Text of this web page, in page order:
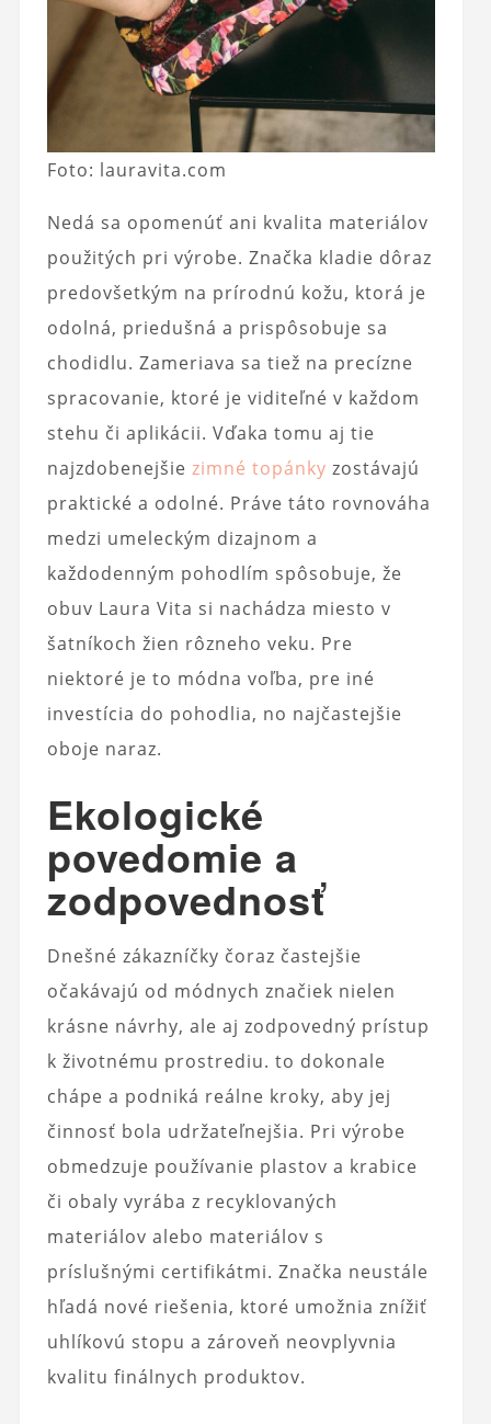
Foto: lauravita.com
Nedá sa opomenúť ani kvalita materiálov
použitých pri výrobe. Značka kladie dôraz
predovšetkým na prírodnú kožu, ktorá je
odolná, priedušná a prispôsobuje sa
chodidlu. Zameriava sa tiež na precízne
spracovanie, ktoré je viditeľné v každom
stehu či aplikácii. Vďaka tomu aj tie
najzdobenejšie zimné topánky zostávajú
praktické a odolné. Práve táto rovnováha
medzi umeleckým dizajnom a
každodenným pohodlím spôsobuje, že
obuv Laura Vita si nachádza miesto v
šatníkoch žien rôzneho veku. Pre
niektoré je to módna voľba, pre iné
investícia do pohodlia, no najčastejšie
oboje naraz.
Ekologické
povedomie a
zodpovednosť
Dnešné zákazníčky čoraz častejšie
očakávajú od módnych značiek nielen
krásne návrhy, ale aj zodpovedný prístup
k životnému prostrediu. to dokonale
chápe a podniká reálne kroky, aby jej
činnosť bola udržateľnejšia. Pri výrobe
obmedzuje používanie plastov a krabice
či obaly vyrába z recyklovaných
materiálov alebo materiálov s
príslušnými certifikátmi. Značka neustále
hľadá nové riešenia, ktoré umožnia znížiť
uhlíkovú stopu a zároveň neovplyvnia
kvalitu finálnych produktov.